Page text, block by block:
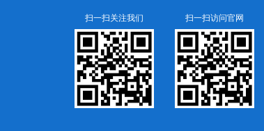
扫一扫关注我们 扫一扫访问官网